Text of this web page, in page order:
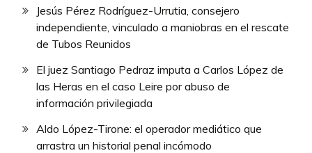
Jesús Pérez Rodríguez-Urrutia, consejero
independiente, vinculado a maniobras en el rescate
de Tubos Reunidos
El juez Santiago Pedraz imputa a Carlos López de
las Heras en el caso Leire por abuso de
información privilegiada
Aldo López-Tirone: el operador mediático que
arrastra un historial penal incómodo